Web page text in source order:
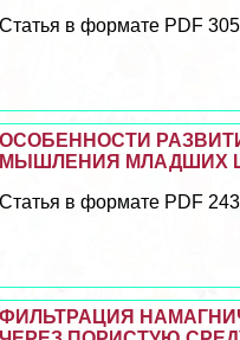
Статья в формате PDF
ОСОБЕННОСТИ
МЫШЛЕНИЯ МЛАДШИХ
Статья в формате PDF
ФИЛЬТРАЦИЯ